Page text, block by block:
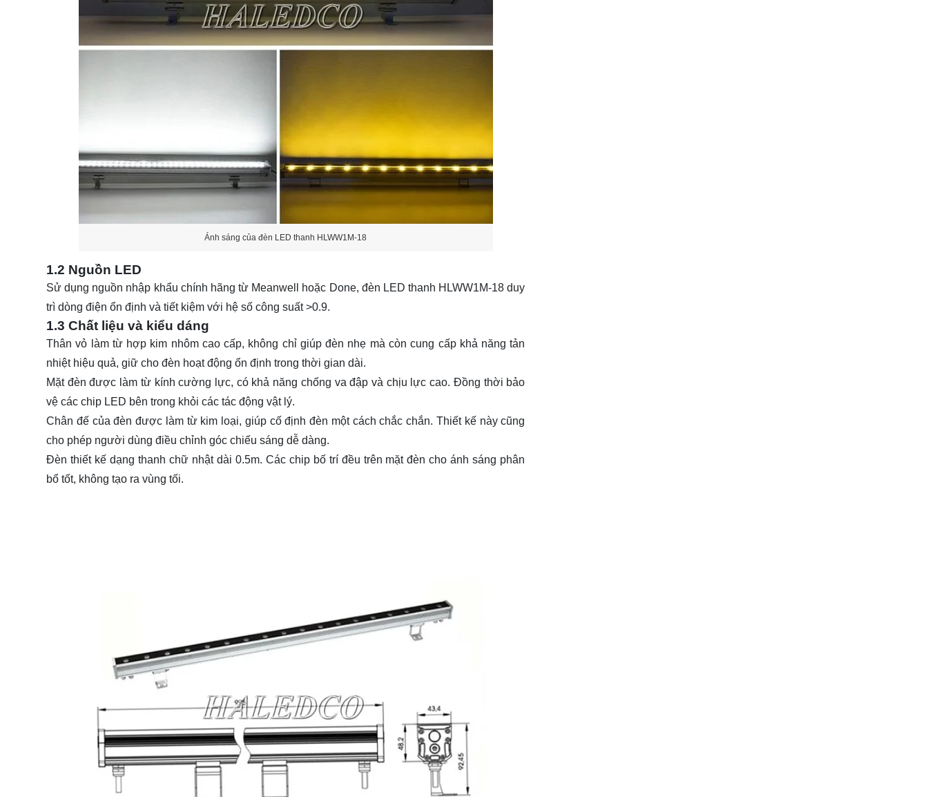
Ánh sáng của đèn LED thanh HLWW1M-18
1.2 Nguồn LED
Sử dụng nguồn nhập khẩu chính hãng từ Meanwell hoặc Done, đèn LED thanh HLWW1M-18 duy
trì dòng điện ổn định và tiết kiệm với hệ số công suất >0.9.
1.3 Chất liệu và kiểu dáng
Thân vỏ làm từ hợp kim nhôm cao cấp, không chỉ giúp đèn nhẹ mà còn cung cấp khả năng tản
nhiệt hiệu quả, giữ cho đèn hoạt động ổn định trong thời gian dài.
Mặt đèn được làm từ kính cường lực, có khả năng chống va đập và chịu lực cao. Đồng thời bảo
vệ các chip LED bên trong khỏi các tác động vật lý.
Chân đế của đèn được làm từ kim loại, giúp cố định đèn một cách chắc chắn. Thiết kế này cũng
cho phép người dùng điều chỉnh góc chiếu sáng dễ dàng.
Đèn thiết kế dạng thanh chữ nhật dài 0.5m. Các chip bố trí đều trên mặt đèn cho ánh sáng phân
bổ tốt, không tạo ra vùng tối.